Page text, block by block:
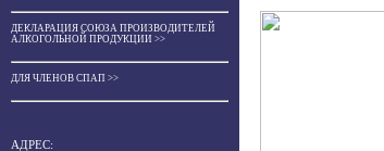
ДЕКЛАРАЦИЯ СОЮЗА ПРОИЗВОДИТЕЛЕЙ
АЛКОГОЛЬНОЙ ПРОДУКЦИИ >>
ДЛЯ ЧЛЕНОВ СПАП >>
АДРЕС: